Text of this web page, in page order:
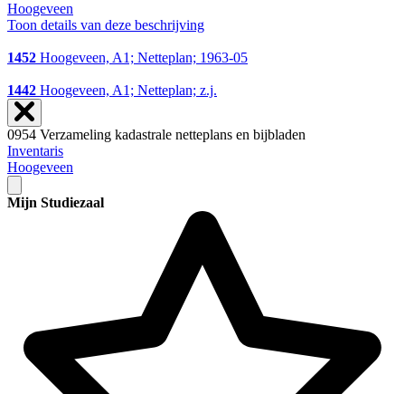
Hoogeveen
Toon details van deze beschrijving
1452 Hoogeveen, A1; Netteplan; 1963-05
1442 Hoogeveen, A1; Netteplan; z.j.
0954 Verzameling kadastrale netteplans en bijbladen
Inventaris
Hoogeveen
Mijn Studiezaal